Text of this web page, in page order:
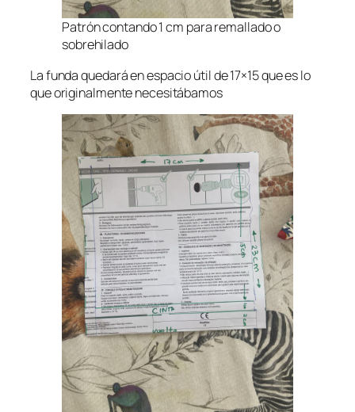
Patrón contando 1 cm para remallado o
sobrehilado
La funda quedará en espacio útil de 17×15 que es lo
que originalmente necesitábamos